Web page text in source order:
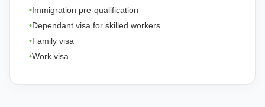
Immigration pre-qualification
Dependant visa for skilled workers
Family visa
Work visa